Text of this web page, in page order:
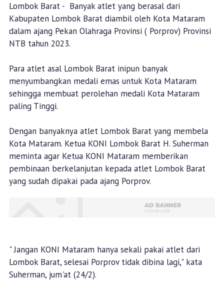
Lombok Barat - Banyak atlet yang berasal dari
Kabupaten Lombok Barat diambil oleh Kota Mataram
dalam ajang Pekan Olahraga Provinsi ( Porprov) Provinsi
NTB tahun 2023.
Para atlet asal Lombok Barat inipun banyak
menyumbangkan medali emas untuk Kota Mataram
sehingga membuat perolehan medali Kota Mataram
paling Tinggi.
Dengan banyaknya atlet Lombok Barat yang membela
Kota Mataram. Ketua KONI Lombok Barat H. Suherman
meminta agar Ketua KONI Mataram memberikan
pembinaan berkelanjutan kepada atlet Lombok Barat
yang sudah dipakai pada ajang Porprov.
" Jangan KONI Mataram hanya sekali pakai atlet dari
Lombok Barat, selesai Porprov tidak dibina lagi," kata
Suherman, jum'at (24/2).